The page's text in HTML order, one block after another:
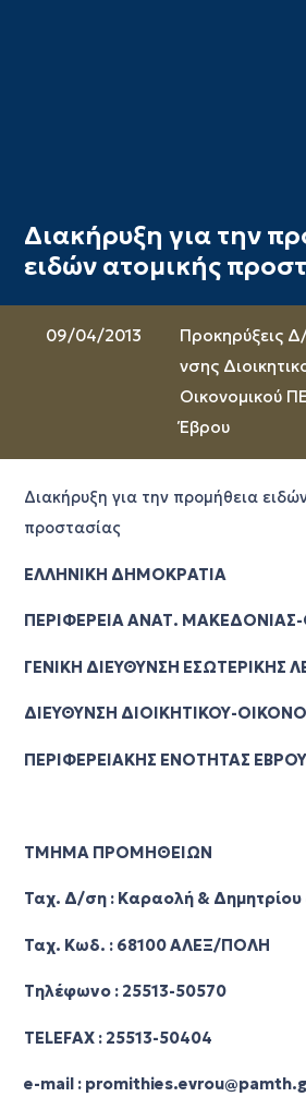
Διακήρυξη για την
ειδών ατομικής
09/04/2013
Προκηρύξεις
νσης
Οικονομικού ΠΕ
Έβρου
Διακήρυξη για την προμήθεια
προστασίας
ΕΛΛΗΝΙΚΗ ΔΗΜΟΚΡΑΤΙΑ
ΠΕΡΙΦΕΡΕΙΑ ΑΝΑΤ.
ΓΕΝΙΚΗ ΔΙΕΥΘΥΝΣΗ ΕΣΩΤΕΡΙΚΗΣ
ΔΙΕΥΘΥΝΣΗ ΔΙΟΙΚΗΤΙΚΟΥ-
ΠΕΡΙΦΕΡΕΙΑΚΗΣ ΕΝΟΤΗΤΑΣ ΕΒΡΟΥ
ΤΜΗΜΑ ΠΡΟΜΗΘΕΙΩΝ
Ταχ. Δ/ση : Καραολή & Δημητρίου
Ταχ. Κωδ. : 68100 ΑΛΕΞ/ΠΟΛΗ
Τηλέφωνο : 25513-50570
TELEFAX : 25513-50404
e-mail :